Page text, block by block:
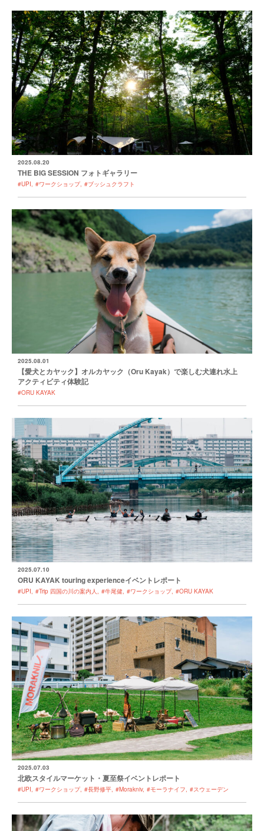
2025.08.20
THE BIG SESSION フォトギャラリー
#UPI #ワークショップ #ブッシュクラフト
2025.08.01
【愛犬とカヤック】オルカヤック（Oru Kayak）で楽しむ犬連れ水上
アクティビティ体験記
#ORU KAYAK
2025.07.10
ORU KAYAK touring experienceイベントレポート
#UPI #Trip 四国の川の案内人 #牛尾健 #ワークショップ #ORU KAYAK
2025.07.03
北欧スタイルマーケット・夏至祭イベントレポート
#UPI #ワークショップ #長野修平 #Morakniv #モーラナイフ #スウェーデン